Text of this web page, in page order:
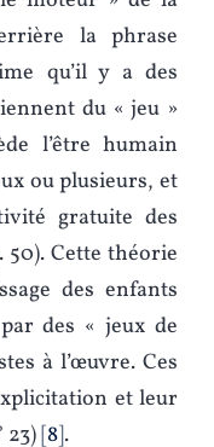
la phrase
qu’il y a des
du « jeu »
l’être humain
ou plusieurs, et
gratuite des
50). Cette théorie
des enfants
des « jeux de
à l’œuvre. Ces
et leur
23) 8 .